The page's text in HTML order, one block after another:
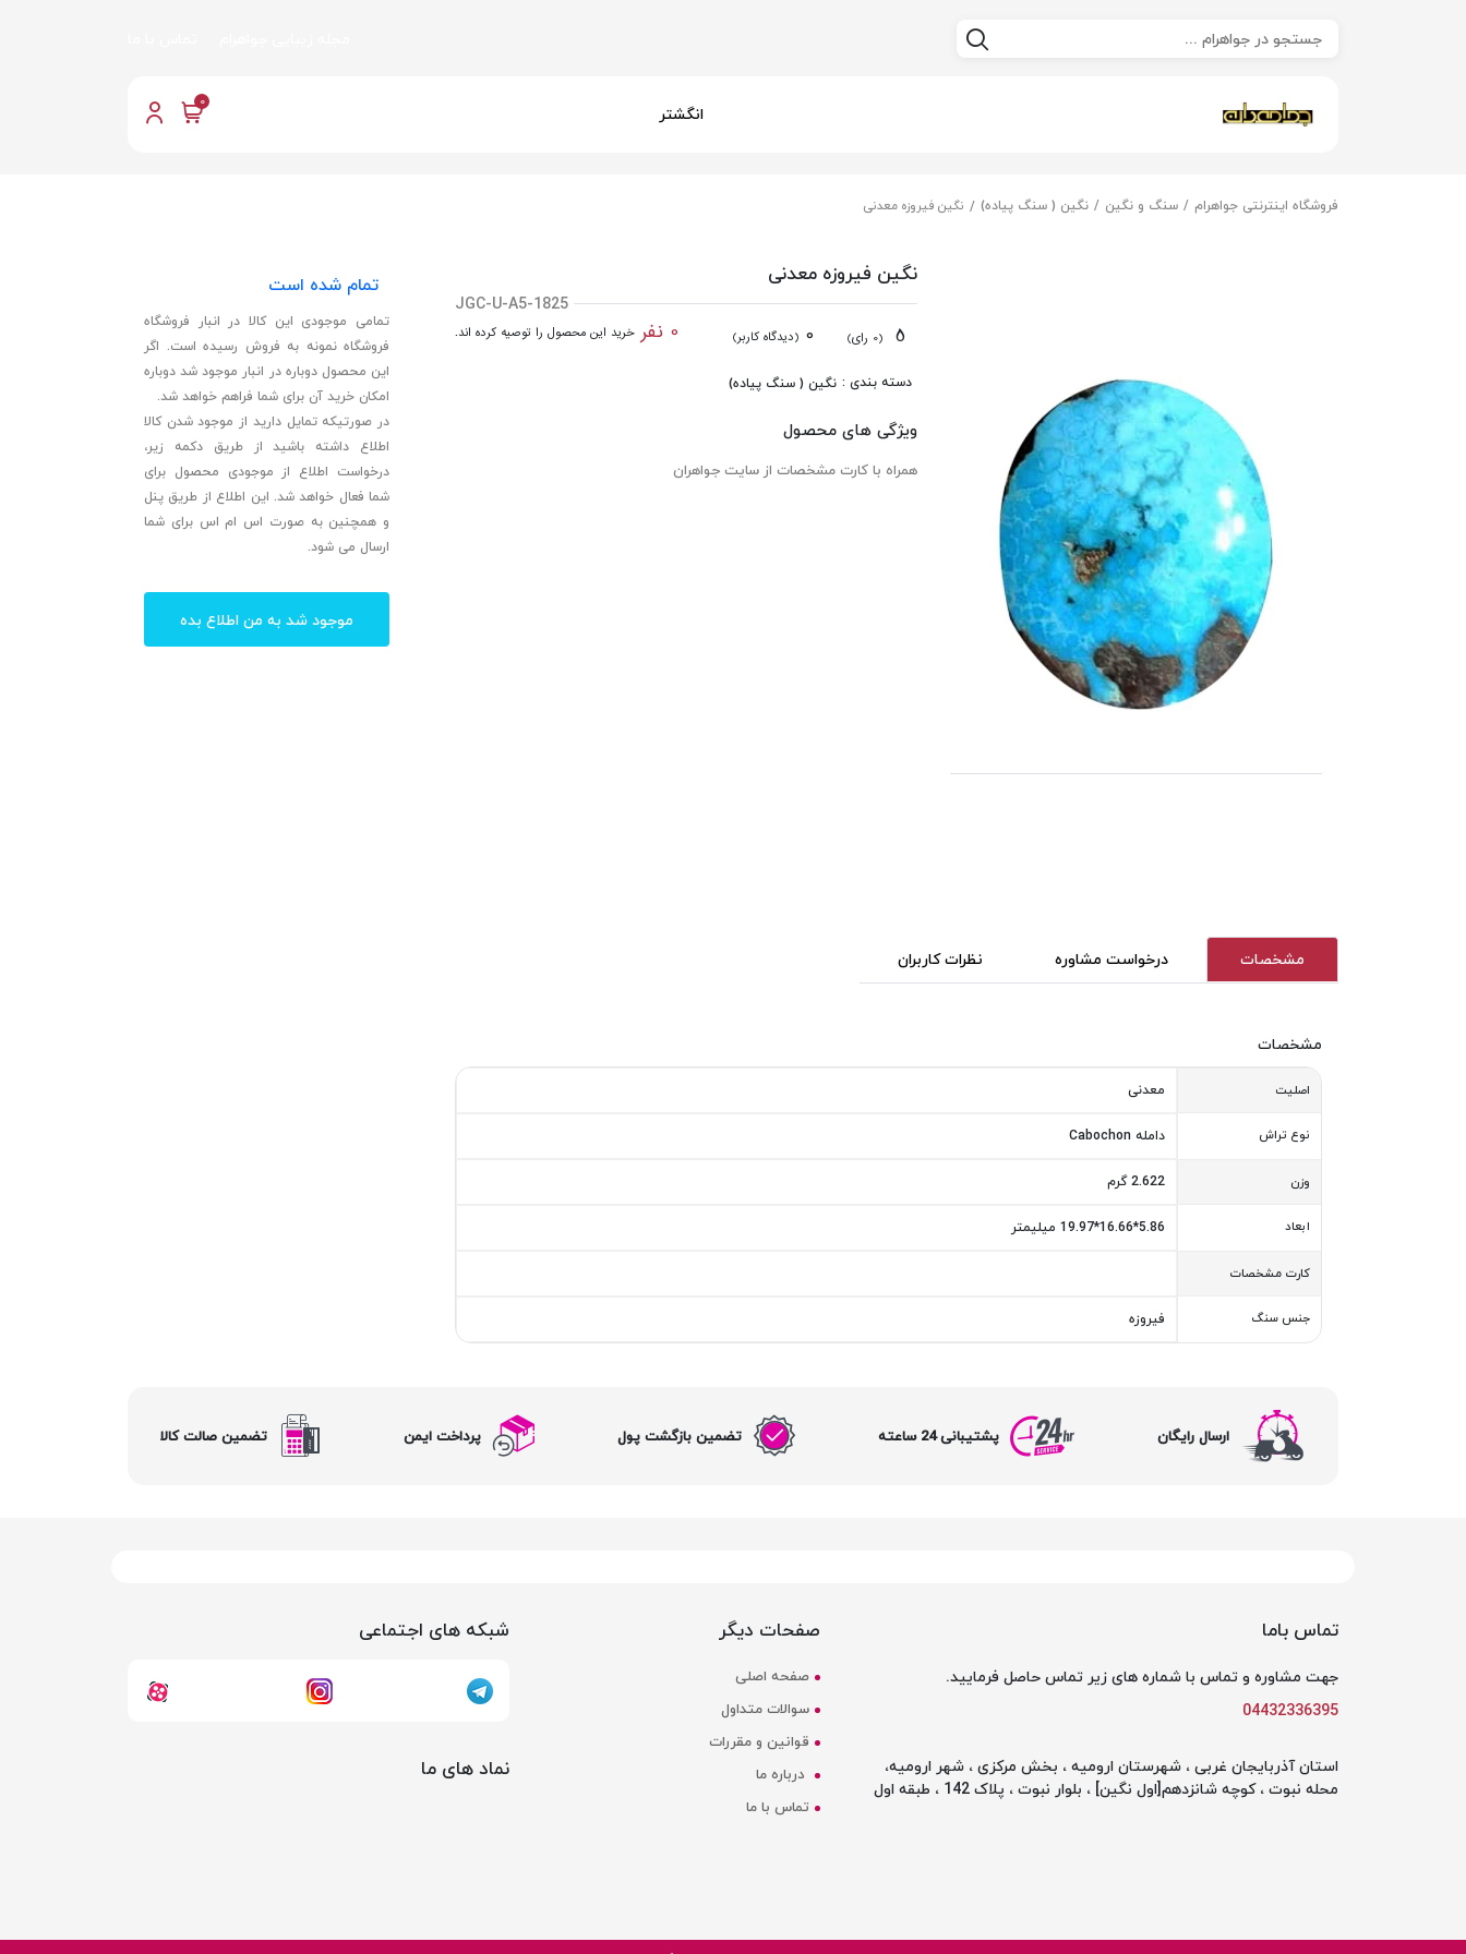
انگشتر 0
فروشگاه اینترنتی جواهرام سنگ و نگین نگین ( سنگ پیاده) نگین فیروزه معدنی
نگین فیروزه معدنی
JGC-U-A5-1825
(0 رای) 0 (دیدگاه کاربر) 0 نفر خرید این محصول را توصیه کرده اند.
دسته بندی : نگین ( سنگ پیاده)
ویژگی های محصول
همراه با کارت مشخصات از سایت جواهران
مشخصات درخواست مشاوره نظرات کاربران
مشخصات
اصلیت معدنی
نوع تراش دامله Cabochon
وزن 2.622 گرم
ابعاد 5.86*16.66*19.97 میلیمتر
کارت مشخصات
جنس سنگ فیروزه
تمام شده است
تمامی موجودی این کالا در انبار فروشگاه
فروشگاه نمونه به فروش رسیده است. اگر
این محصول دوباره در انبار موجود شد دوباره
امکان خرید آن برای شما فراهم خواهد شد.
در صورتیکه تمایل دارید از موجود شدن کالا
اطلاع داشته باشید از طریق دکمه زیر،
درخواست اطلاع از موجودی محصول برای
شما فعال خواهد شد. این اطلاع از طریق پنل
و همچنین به صورت اس ام اس برای شما
ارسال می شود.
موجود شد به من اطلاع بده
ارسال رایگان پشتیبانی 24 ساعته تضمین بازگشت پول پرداخت ایمن تضمین صالت کالا
تماس باما
جهت مشاوره و تماس با شماره های زیر تماس حاصل فرمایید.
04432336395
استان آذربایجان غربی ، شهرستان ارومیه ، بخش مرکزی ، شهر ارومیه،
محله نبوت ، کوچه شانزدهم[اول نگین] ، بلوار نبوت ، پلاک 142 ، طبقه اول
صفحات دیگر
صفحه اصلی
سوالات متداول
قوانین و مقررات
درباره ما
تماس با ما
شبکه های اجتماعی
نماد های ما